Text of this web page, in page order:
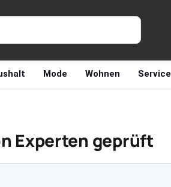
Mode Wohnen Service
Experten geprüft